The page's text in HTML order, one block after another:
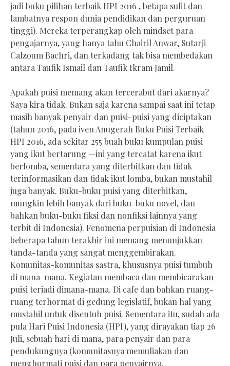
jadi buku pilihan terbaik HPI 2016 , betapa sulit dan
lambatnya respon dunia pendidikan dan perguruan
tinggi). Mereka terperangkap oleh mindset para
pengajarnya, yang hanya tahu Chairil Anwar, Sutarji
Calzoum Bachri, dan terkadang tak bisa membedakan
antara Taufik Ismail dan Taufik Ikram Jamil.
Apakah puisi memang akan tercerabut dari akarnya?
Saya kira tidak. Bukan saja karena sampai saat ini tetap
masih banyak penyair dan puisi-puisi yang diciptakan
(tahun 2016, pada iven Anugerah Buku Puisi Terbaik
HPI 2016, ada sekitar 255 buah buku kumpulan puisi
yang ikut bertarung —ini yang tercatat karena ikut
berlomba, sementara yang diterbitkan dan tidak
terinformasikan dan tidak ikut lomba, bukan mustahil
juga banyak. Buku-buku puisi yang diterbitkan,
mungkin lebih banyak dari buku-buku novel, dan
bahkan buku-buku fiksi dan nonfiksi lainnya yang
terbit di Indonesia). Fenomena perpuisian di Indonesia
beberapa tahun terakhir ini memang menunjukkan
tanda-tanda yang sangat menggembirakan.
Komunitas-komunitas sastra, khususnya puisi tumbuh
di mana-mana. Kegiatan membaca dan membicarakan
puisi terjadi dimana-mana. Di cafe dan bahkan ruang-
ruang terhormat di gedung legislatif, bukan hal yang
mustahil untuk disentuh puisi. Sementara itu, sudah ada
pula Hari Puisi Indonesia (HPI), yang dirayakan tiap 26
Juli, sebuah hari di mana, para penyair dan para
pendukungnya (komunitasnya memuliakan dan
menghormati puisi dan para penyairnya.